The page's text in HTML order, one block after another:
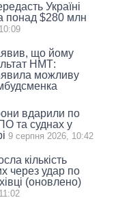
Україні
понад $280 млн
що йому
НМТ:
можливу
вдарили по
та суднах у
9 серпня 2026, 10:42
кількість
через удар по
(оновлено)